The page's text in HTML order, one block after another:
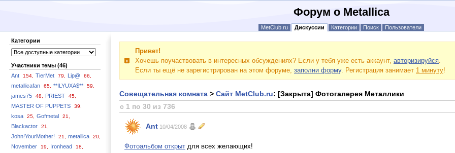
Форум о Metallica
MetClub.ru Дискуссии Категории Поиск Пользователи
Категории
Участники темы (46)
Ant
154, TierMet 79, Lip@ 66,
metallicafan 65, **ILYUXA$** 59,
james75 48, PRIEST 45,
MASTER OF PUPPETS 39,
kosa 25, Gofmetal 21,
Blackactor 21,
John!YourMother! 21, metallica 20,
November 19, Ironhead 18,
Привет!
Хочешь поучаствовать в интересных обсуждениях? Если у тебя уже есть аккаунт, авторизируйся.
Если ты ещё не зарегистрирован на этом форуме, заполни форму. Регистрация занимает 1 минуту!
Совещательная комната > Сайт MetClub.ru: [Закрыта] Фотогалерея Металлики
с 1 по 30 из 736
Ant 10/04/2008
Фотоальбом открыт для всех желающих!